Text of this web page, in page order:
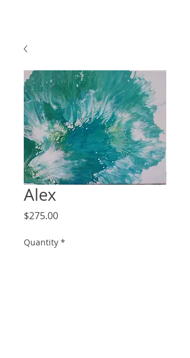
Alex
$275.00Price
Quantity *